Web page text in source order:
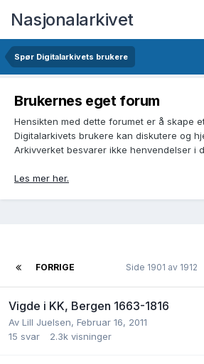
Nasjonalarkivet
Spør Digitalarkivets brukere
Brukernes eget forum
Hensikten med dette forumet er å skape
Digitalarkivets brukere kan diskutere og
Arkivverket besvarer ikke henvendelser i
Les mer her.
FORRIGE Side 1901 av 1912
Vigde i KK, Bergen 1663-1816
Av Lill Juelsen, Februar 16, 2011
15 svar 2.3k visninger